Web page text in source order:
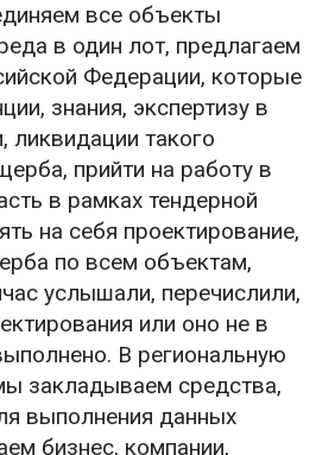
все объекты
в один лот, предлагаем
Федерации, которые
знания, экспертизу в
ликвидации такого
прийти на работу в
в рамках тендерной
на себя проектирование,
по всем объектам,
услышали, перечислили,
или оно не в
В региональную
закладываем средства,
выполнения данных
бизнес, компании,